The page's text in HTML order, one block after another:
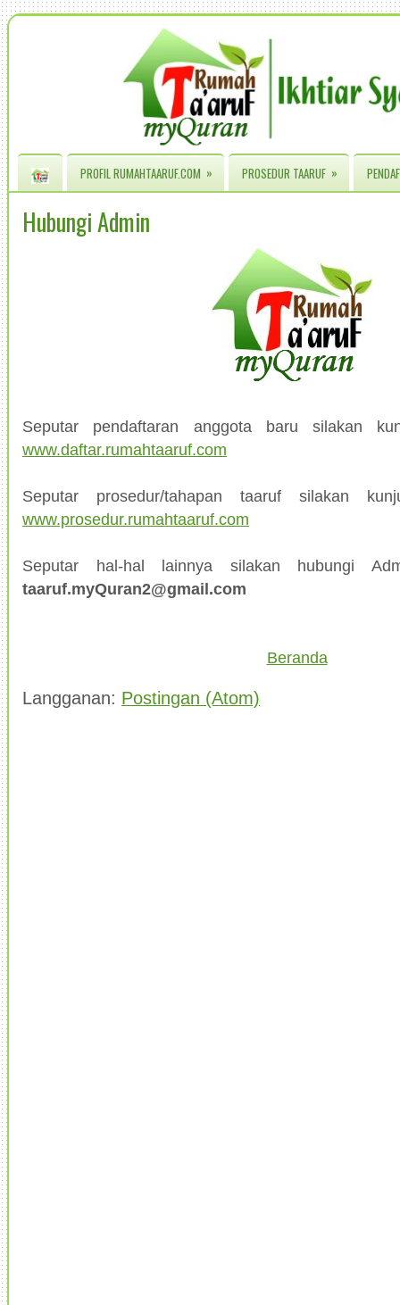
PROFIL RUMAHTAARUF.COM » PROSEDUR TAARUF »
Hubungi Admin
Seputar pendaftaran anggota baru silakan
www.daftar.rumahtaaruf.com
Seputar prosedur/tahapan taaruf silakan
www.prosedur.rumahtaaruf.com
Seputar hal-hal lainnya silakan hubungi
taaruf.myQuran2@gmail.com
Beranda
Langganan: Postingan (Atom)